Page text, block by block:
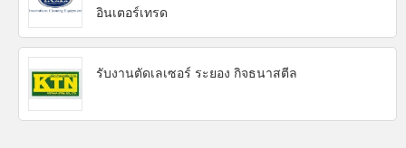
อินเตอร์เทรด
รับงานตัดเลเซอร์ ระยอง กิจธนาสตีล